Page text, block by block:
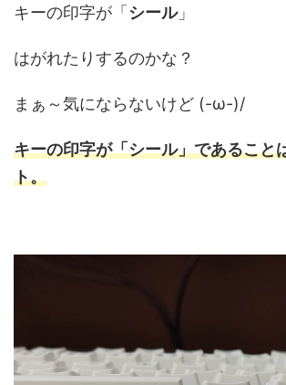
キーの印字が「シール」
はがれたりするのかな？
まぁ～気にならないけど (-ω-)/
キーの印字が「シール」であること
ト。